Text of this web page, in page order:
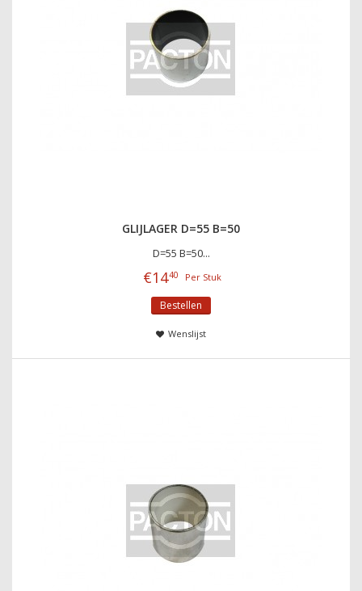
GLIJLAGER D=55 B=50
D=55 B=50...
€1440 Per Stuk
Bestellen
Wenslijst